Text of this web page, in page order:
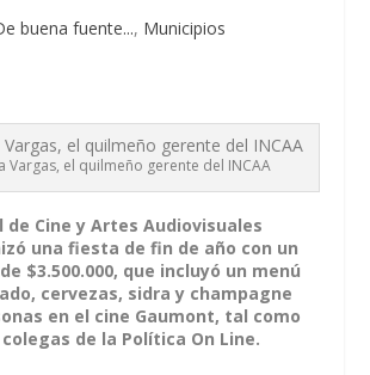
buena fuente..., Municipios
Vargas, el quilmeño gerente del INCAA
Cine y Artes Audiovisuales
una fiesta de fin de año con un
$3.500.000, que incluyó un menú
cervezas, sidra y champagne
en el cine Gaumont, tal como
de la Política On Line.